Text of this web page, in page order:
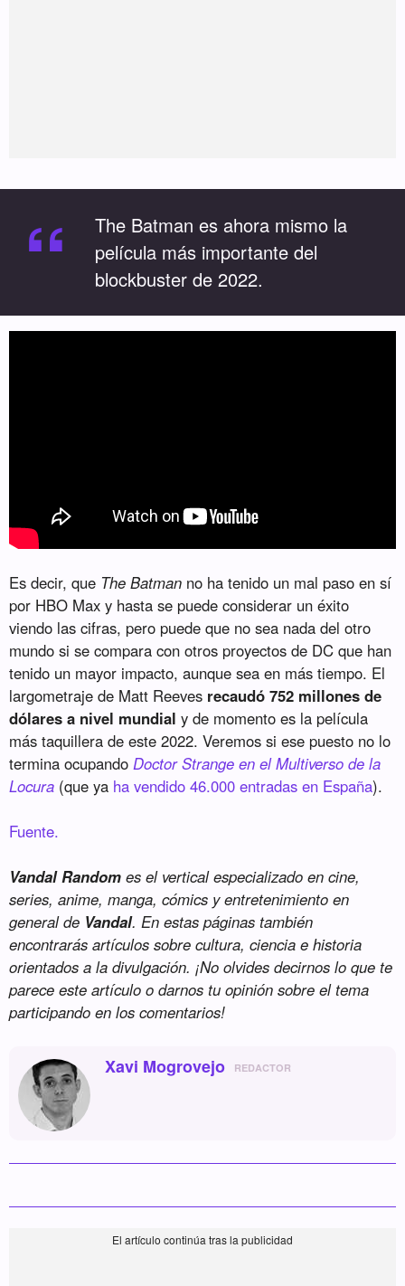
“
The Batman es ahora mismo la
película más importante del
blockbuster de 2022.
Es decir, que The Batman no ha tenido un mal paso en sí
por HBO Max y hasta se puede considerar un éxito
viendo las cifras, pero puede que no sea nada del otro
mundo si se compara con otros proyectos de DC que han
tenido un mayor impacto, aunque sea en más tiempo. El
largometraje de Matt Reeves recaudó 752 millones de
dólares a nivel mundial y de momento es la película
más taquillera de este 2022. Veremos si ese puesto no lo
termina ocupando Doctor Strange en el Multiverso de la
Locura (que ya ha vendido 46.000 entradas en España).
Fuente.
Vandal Random es el vertical especializado en cine,
series, anime, manga, cómics y entretenimiento en
general de Vandal. En estas páginas también
encontrarás artículos sobre cultura, ciencia e historia
orientados a la divulgación. ¡No olvides decirnos lo que te
parece este artículo o darnos tu opinión sobre el tema
participando en los comentarios!
Xavi Mogrovejo REDACTOR